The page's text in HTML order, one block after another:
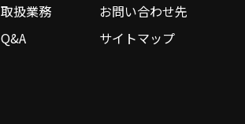
取扱業務
お問い合わせ先
Q&A
サイトマップ